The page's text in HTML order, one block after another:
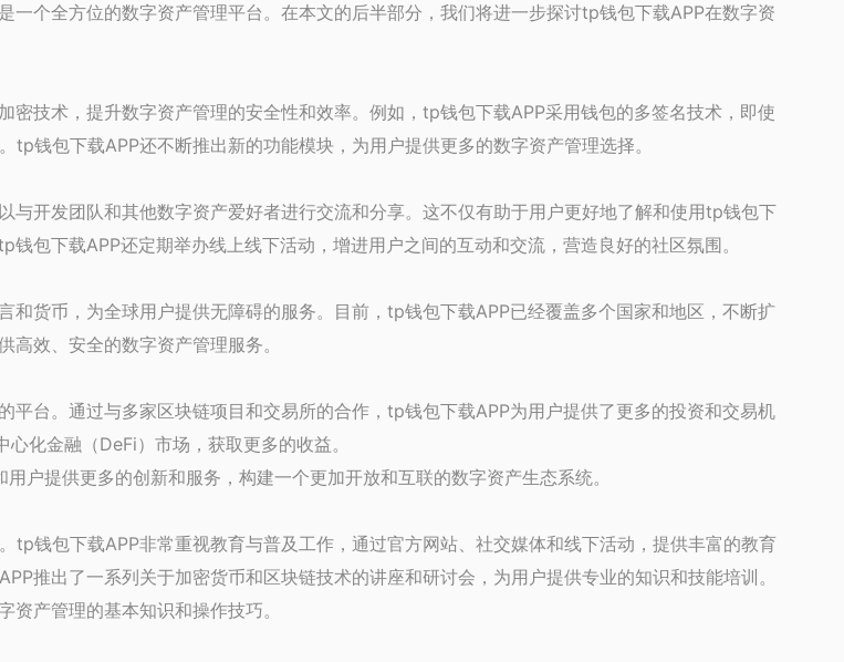
个全方位的数字资产管理平台。在本文的后半部分，我们将进一步探讨tp钱包下载APP在数字资
技术，提升数字资产管理的安全性和效率。例如，tp钱包下载APP采用钱包的多签名技术，即使
钱包下载APP还不断推出新的功能模块，为用户提供更多的数字资产管理选择。
开发团队和其他数字资产爱好者进行交流和分享。这不仅有助于用户更好地了解和使用tp钱包下
包下载APP还定期举办线上线下活动，增进用户之间的互动和交流，营造良好的社区氛围。
货币，为全球用户提供无障碍的服务。目前，tp钱包下载APP已经覆盖多个国家和地区，不断扩
效、安全的数字资产管理服务。
台。通过与多家区块链项目和交易所的合作，tp钱包下载APP为用户提供了更多的投资和交易机
化金融（DeFi）市场，获取更多的收益。
户提供更多的创新和服务，构建一个更加开放和互联的数字资产生态系统。
钱包下载APP非常重视教育与普及工作，通过官方网站、社交媒体和线下活动，提供丰富的教育
推出了一系列关于加密货币和区块链技术的讲座和研讨会，为用户提供专业的知识和技能培训。
产管理的基本知识和操作技巧。